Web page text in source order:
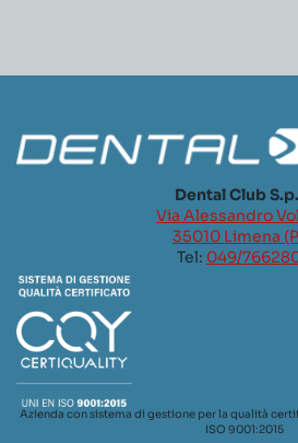
Dental Club
Via Alessandro
35010 Limena
Tel: 049/
Azienda con sistema di gestione per la qualità
ISO 9001:2015